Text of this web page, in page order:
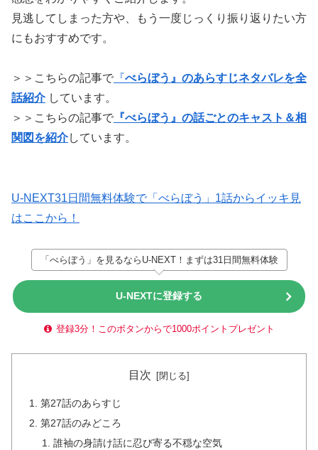
見逃してしまった方や、もう一度じっくり振り返りたい方
にもおすすめです。
＞＞こちらの記事で 『べらぼう』のあらすじネタバレを全
話紹介しています。
＞＞こちらの記事で 『べらぼう』の話ごとのキャスト＆相
関図を紹介しています。
U-NEXT31日間無料体験で「べらぼう」1話からイッキ見
はここから！
「べらぼう」を見るならU-NEXT！まずは31日間無料体験
U-NEXTに登録する
登録3分！このボタンからで1000ポイントプレゼント
目次
第27話のあらすじ
第27話のみどころ
誰袖の身請け話に忍び寄る不穏な空気